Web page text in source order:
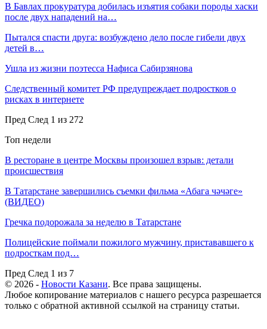
В Бавлах прокуратура добилась изъятия собаки породы хаски
после двух нападений на…
Пытался спасти друга: возбуждено дело после гибели двух
детей в…
Ушла из жизни поэтесса Нафиса Сабирзянова
Следственный комитет РФ предупреждает подростков о
рисках в интернете
Пред След 1 из 272
Топ недели
В ресторане в центре Москвы произошел взрыв: детали
происшествия
В Татарстане завершились съемки фильма «Абага чәчәге»
(ВИДЕО)
Гречка подорожала за неделю в Татарстане
Полицейские поймали пожилого мужчину, пристававшего к
подросткам под…
Пред След 1 из 7
© 2026 - Новости Казани. Все права защищены.
Любое копирование материалов с нашего ресурса разрешается
только с обратной активной ссылкой на страницу статьи.